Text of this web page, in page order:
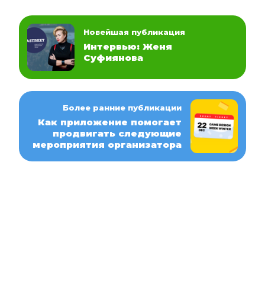
Новейшая публикация
Интервью: Женя
Суфиянова
Более ранние публикации
Как приложение помогает
продвигать следующие
мероприятия организатора